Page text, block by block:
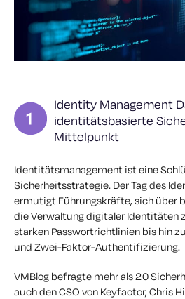
Identity Management
identitätsbasierte
Mittelpunkt
Identitätsmanagement ist eine
Sicherheitsstrategie. Der Tag des
ermutigt Führungskräfte, sich über
die Verwaltung digitaler Identitäten
starken Passwortrichtlinien bis hin
und Zwei-Faktor-Authentifizierung.
VMBlog befragte mehr als 20
auch den CSO von Keyfactor, Chris